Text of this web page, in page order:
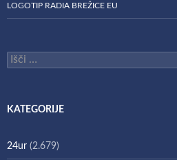
LOGOTIP RADIA BREŽICE EU
Išči:
KATEGORIJE
24ur (2.679)